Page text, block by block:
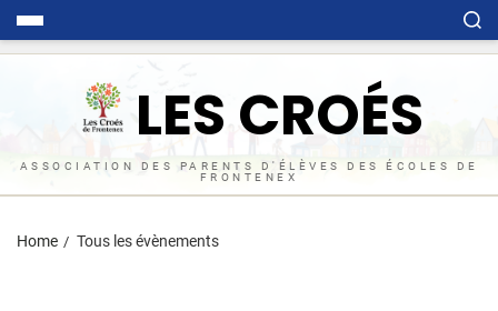
LES CROÉS
ASSOCIATION DES PARENTS D'ÉLÈVES DES ÉCOLES DE
FRONTENEX
Home Tous les évènements